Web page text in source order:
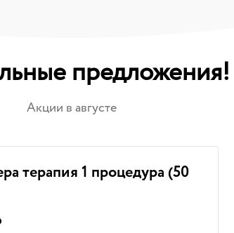
предложения!
Акции в августе
терапия 1 процедура (50